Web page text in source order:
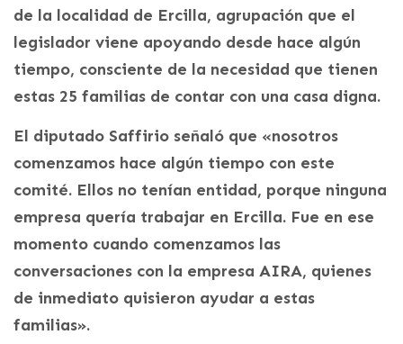
de la localidad de Ercilla, agrupación que el
legislador viene apoyando desde hace algún
tiempo, consciente de la necesidad que tienen
estas 25 familias de contar con una casa digna.
El diputado Saffirio señaló que «nosotros
comenzamos hace algún tiempo con este
comité. Ellos no tenían entidad, porque ninguna
empresa quería trabajar en Ercilla. Fue en ese
momento cuando comenzamos las
conversaciones con la empresa AIRA, quienes
de inmediato quisieron ayudar a estas
familias».